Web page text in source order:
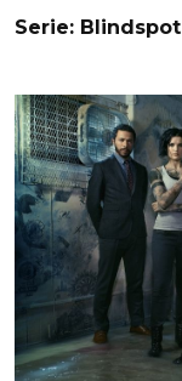
Serie: Blindspot